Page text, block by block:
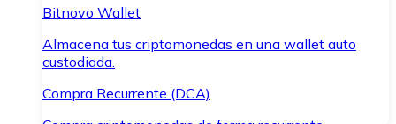
Bitnovo Wallet
Almacena tus criptomonedas en una wallet auto
custodiada.
Compra Recurrente (DCA)